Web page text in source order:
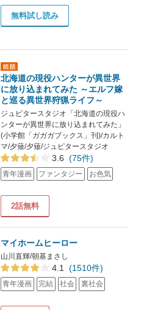
無料試し読み
北海道の現役ハンターが異世界
に放り込まれてみた ～エルフ嫁
と巡る異世界狩猟ライフ～
ジュピタースタジオ「北海道の現役ハ
ンターが異世界に放り込まれてみた」
(小学館「ガガガブックス」刊)/カルト
マ/夕薙/夕薙/ジュピタースタジオ
3.6 (75件)
青年漫画 ファンタジー お色気
2話無料
マイホームヒーロー
山川直輝/朝基まさし
4.1 (1510件)
青年漫画 完結 社会 裏社会